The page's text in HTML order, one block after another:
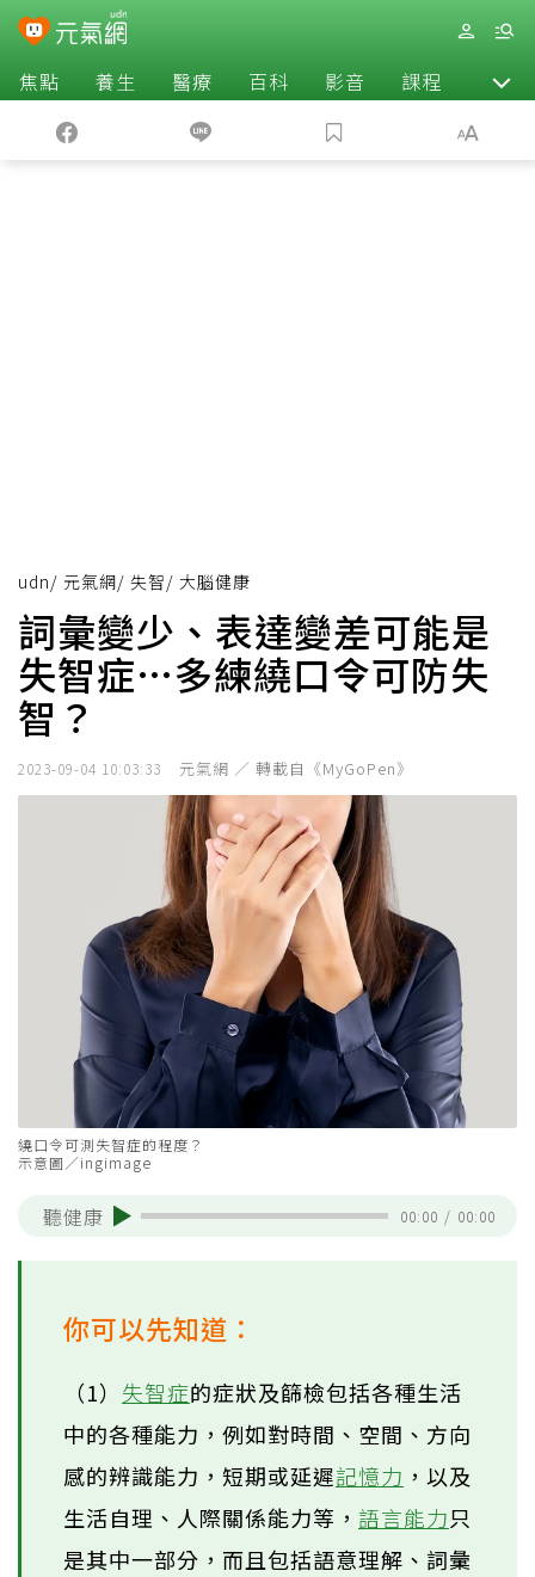
焦點 養生 醫療 百科 影音 課程 退休
udn/ 元氣網/ 失智/ 大腦健康
詞彙變少、表達變差可能是
失智症…多練繞口令可防失
智？
2023-09-04 10:03:33 元氣網 ／ 轉載自《MyGoPen》
繞口令可測失智症的程度？
示意圖／ingimage
聽健康 00:00 / 00:00
你可以先知道：
（1） 失智症的症狀及篩檢包括各種生活
中的各種能力，例如對時間、空間、方向
感的辨識能力，短期或延遲記憶力 ，以及
生活自理、人際關係能力等， 語言能力只
是其中一部分，而且包括語意理解、詞彙